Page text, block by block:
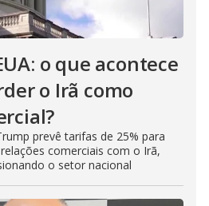
o que acontece
o Irã como
prevê tarifas de 25% para
comerciais com o Irã,
o setor nacional